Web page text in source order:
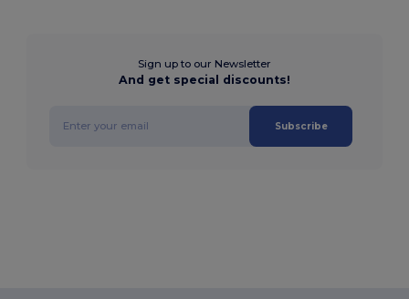
Sign up to our Newsletter
And get special discounts!
Subscribe